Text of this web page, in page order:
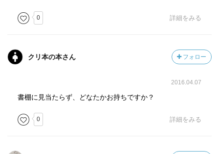
0 詳細をみる
クリ本の本さん フォロー
2016.04.07
書棚に見当たらず、どなたかお持ちですか？
0 詳細をみる